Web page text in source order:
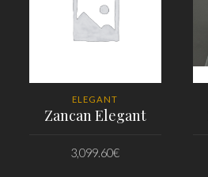
ELEGANT
Zancan Elegant
3,099.60€